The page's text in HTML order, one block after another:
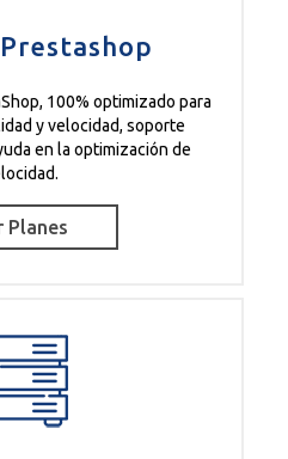
100% optimizado para
y velocidad, soporte
en la optimización de
Planes